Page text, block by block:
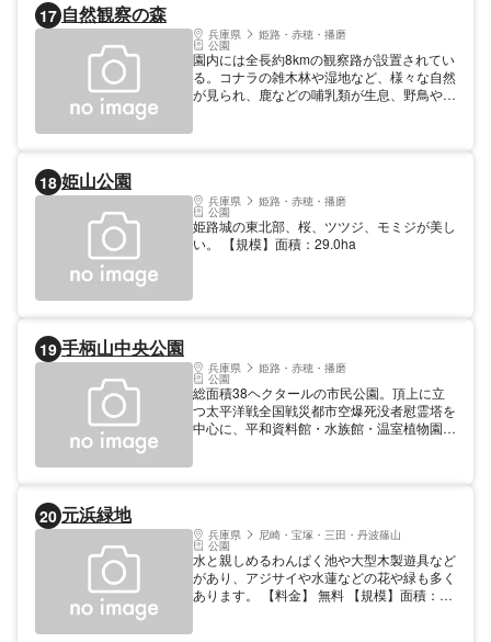
群で構成。 江戸時代をしのばせる築地塀や
屋敷門・長屋門、渡り廊下で結ばれた活水軒
と潮音斎のたたずまいが特別史跡地にふさわ
しい歴史的景観を創り出し、時代劇や大河ド
ラマのロケ地としても使われています。
17 自然観察の森
兵庫県 姫路・赤穂・播磨
公園
園内には全長約8kmの観察路が設置されてい
る。コナラの雑木林や湿地など、様々な自然
が見られ、鹿などの哺乳類が生息、野鳥や昆
18 姫山公園
兵庫県 姫路・赤穂・播磨
公園
姫路城の東北部、桜、ツツジ、モミジが美し
い。 【規模】面積：29.0ha
19 手柄山中央公園
兵庫県 姫路・赤穂・播磨
公園
総面積38ヘクタールの市民公園。頂上に立
つ太平洋戦全国戦災都市空爆死没者慰霊塔を
中心に、平和資料館・水族館・温室植物園・
20 元浜緑地
兵庫県 尼崎・宝塚・三田・丹波篠山
公園
水と親しめるわんぱく池や大型木製遊具など
があり、アジサイや水蓮などの花や緑も多く
あります。 【料金】 無料 【規模】面積：約